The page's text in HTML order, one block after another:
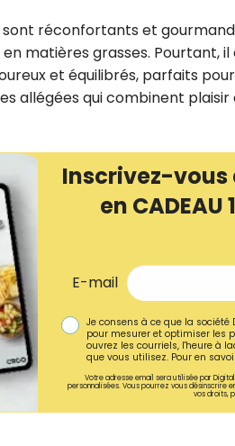
réconfortants et
matières grasses. Pourtant,
et équilibrés, parfaits
allégées qui combinent
Inscrivez-vous
en CADEAU
E-mail
Je consens à ce que la
pour mesurer et optimiser les
ouvrez les courriels, l'heure à
que vous utilisez. Pour en
Votre adresse email sera utilisée par
personnalisées. Vous pourrez vous désinscrire
vos droits,